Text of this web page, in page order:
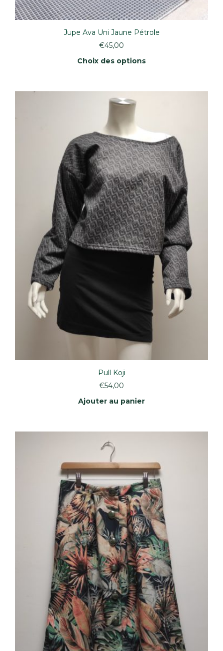
Jupe Ava Uni Jaune Pétrole
€45,00
Choix des options
a
plusieurs
options
peuvent
être
choisies
sur
la
page
du
produit
Pull Koji
€54,00
Ajouter au panier